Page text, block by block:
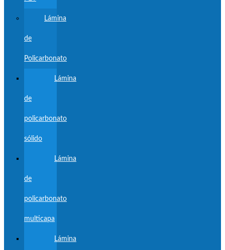
Lámina
de
Policarbonato
Lámina
de
policarbonato
sólido
Lámina
de
policarbonato
multicapa
Lámina